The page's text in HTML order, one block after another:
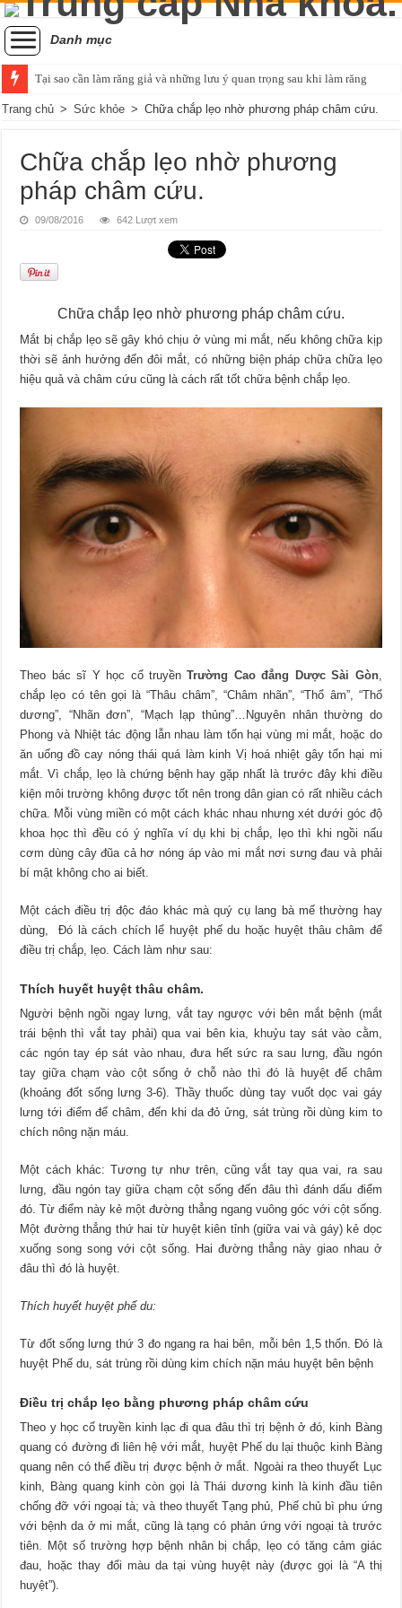
Danh mục
Tại sao cần làm răng giả và những lưu ý quan trọng sau khi làm răng
Trang chủ > Sức khỏe > Chữa chắp lẹo nhờ phương pháp châm cứu.
Chữa chắp lẹo nhờ phương
pháp châm cứu.
09/08/2016 642 Lượt xem
Chữa chắp lẹo nhờ phương pháp châm cứu.
Mắt bị chắp lẹo sẽ gây khó chịu ở vùng mi mắt, nếu không chữa kịp
thời sẽ ảnh hưởng đến đôi mắt, có những biện pháp chữa chữa lẹo
hiệu quả và châm cứu cũng là cách rất tốt chữa bệnh chắp lẹo.
Theo bác sĩ Y học cổ truyềnTrường Cao đẳng Dược Sài Gòn,
chắp lẹo có tên gọi là “Thâu châm”, “Châm nhãn”, “Thổ âm”, “Thổ
dương”, “Nhãn đơn”, “Mạch lạp thủng”…Nguyên nhân thường do
Phong và Nhiệt tác động lẫn nhau làm tổn hại vùng mi mắt, hoặc do
ăn uống đồ cay nóng thái quá làm kinh Vị hoá nhiệt gây tổn hại mi
mắt. Vì chắp, lẹo là chứng bệnh hay gặp nhất là trước đây khi điều
kiện môi trường không được tốt nên trong dân gian có rất nhiều cách
chữa. Mỗi vùng miền có một cách khác nhau nhưng xét dưới góc độ
khoa học thì đều có ý nghĩa ví dụ khi bị chắp, lẹo thì khi ngồi nấu
cơm dùng cây đũa cả hơ nóng áp vào mi mắt nơi sưng đau và phải
bí mật không cho ai biết.
Một cách điều trị độc đáo khác mà quý cụ lang bà mế thường hay
dùng, Đó là cách chích lể huyệt phế du hoặc huyệt thâu châm để
điều trị chắp, lẹo. Cách làm như sau:
Thích huyết huyệt thâu châm.
Người bệnh ngồi ngay lưng, vắt tay ngược với bên mắt bệnh (mắt
trái bệnh thì vắt tay phải) qua vai bên kia, khuỷu tay sát vào cằm,
các ngón tay ép sát vào nhau, đưa hết sức ra sau lưng, đầu ngón
tay giữa chạm vào cột sống ở chỗ nào thì đó là huyệt để châm
(khoảng đốt sống lưng 3-6). Thầy thuốc dùng tay vuốt dọc vai gáy
lưng tới điểm để châm, đến khi da đỏ ửng, sát trùng rồi dùng kim to
chích nông nặn máu.
Một cách khác: Tương tự như trên, cũng vắt tay qua vai, ra sau
lưng, đầu ngón tay giữa chạm cột sống đến đâu thì đánh dấu điểm
đó. Từ điểm này kẻ một đường thẳng ngang vuông góc với cột sống.
Một đường thẳng thứ hai từ huyệt kiên tỉnh (giữa vai và gáy) kẻ dọc
xuống song song với cột sống. Hai đường thẳng này giao nhau ở
đâu thì đó là huyệt.
Thích huyết huyệt phế du:
Từ đốt sống lưng thứ 3 đo ngang ra hai bên, mỗi bên 1,5 thốn. Đó là
huyệt Phế du, sát trùng rồi dùng kim chích nặn máu huyệt bên bệnh
Điều trị chắp lẹo bằng phương pháp châm cứu
Theo y học cổ truyền kinh lạc đi qua đâu thì trị bệnh ở đó, kinh Bàng
quang có đường đi liên hệ với mắt, huyệt Phế du lại thuộc kinh Bàng
quang nên có thể điều trị được bệnh ở mắt. Ngoài ra theo thuyết Lục
kinh, Bàng quang kinh còn gọi là Thái dương kinh là kinh đầu tiên
chống đỡ với ngoại tà; và theo thuyết Tạng phủ, Phế chủ bì phu ứng
với bệnh da ở mi mắt, cũng là tạng có phản ứng với ngoại tà trước
tiên. Một số trường hợp bệnh nhân bị chắp, lẹo có tăng cảm giác
đau, hoặc thay đổi màu da tại vùng huyệt này (được gọi là “A thị
huyệt”).